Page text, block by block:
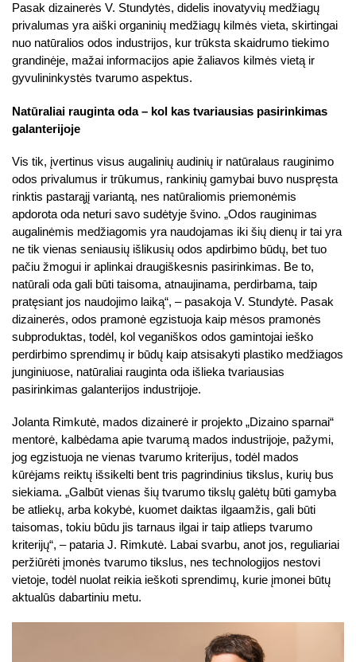
Pasak dizainerės V. Stundytės, didelis inovatyvių medžiagų
privalumas yra aiški organinių medžiagų kilmės vieta, skirtingai
nuo natūralios odos industrijos, kur trūksta skaidrumo tiekimo
grandinėje, mažai informacijos apie žaliavos kilmės vietą ir
gyvulininkystės tvarumo aspektus.
Natūraliai rauginta oda – kol kas tvariausias pasirinkimas
galanterijoje
Vis tik, įvertinus visus augalinių audinių ir natūralaus rauginimo
odos privalumus ir trūkumus, rankinių gamybai buvo nuspręsta
rinktis pastarąjį variantą, nes natūraliomis priemonėmis
apdorota oda neturi savo sudėtyje švino. „Odos rauginimas
augalinėmis medžiagomis yra naudojamas iki šių dienų ir tai yra
ne tik vienas seniausių išlikusių odos apdirbimo būdų, bet tuo
pačiu žmogui ir aplinkai draugiškesnis pasirinkimas. Be to,
natūrali oda gali būti taisoma, atnaujinama, perdirbama, taip
pratęsiant jos naudojimo laiką“, – pasakoja V. Stundytė. Pasak
dizainerės, odos pramonė egzistuoja kaip mėsos pramonės
subproduktas, todėl, kol veganiškos odos gamintojai ieško
perdirbimo sprendimų ir būdų kaip atsisakyti plastiko medžiagos
junginiuose, natūraliai rauginta oda išlieka tvariausias
pasirinkimas galanterijos industrijoje.
Jolanta Rimkutė, mados dizainerė ir projekto „Dizaino sparnai“
mentorė, kalbėdama apie tvarumą mados industrijoje, pažymi,
jog egzistuoja ne vienas tvarumo kriterijus, todėl mados
kūrėjams reiktų išsikelti bent tris pagrindinius tikslus, kurių bus
siekiama. „Galbūt vienas šių tvarumo tikslų galėtų būti gamyba
be atliekų, arba kokybė, kuomet daiktas ilgaamžis, gali būti
taisomas, tokiu būdu jis tarnaus ilgai ir taip atlieps tvarumo
kriterijų“, – pataria J. Rimkutė. Labai svarbu, anot jos, reguliariai
peržiūrėti įmonės tvarumo tikslus, nes technologijos nestovi
vietoje, todėl nuolat reikia ieškoti sprendimų, kurie įmonei būtų
aktualūs dabartiniu metu.